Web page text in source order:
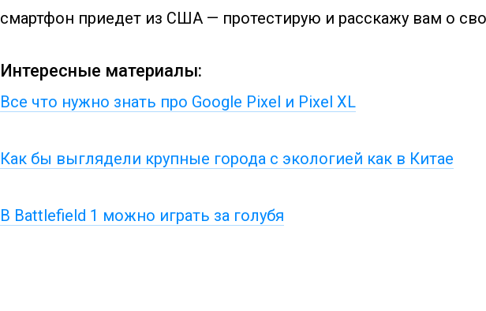
смартфон приедет из США — протестирую и расскажу вам о
Интересные материалы:
Все что нужно знать про Google Pixel и Pixel XL
Как бы выглядели крупные города с экологией как в Китае
В Battlefield 1 можно играть за голубя